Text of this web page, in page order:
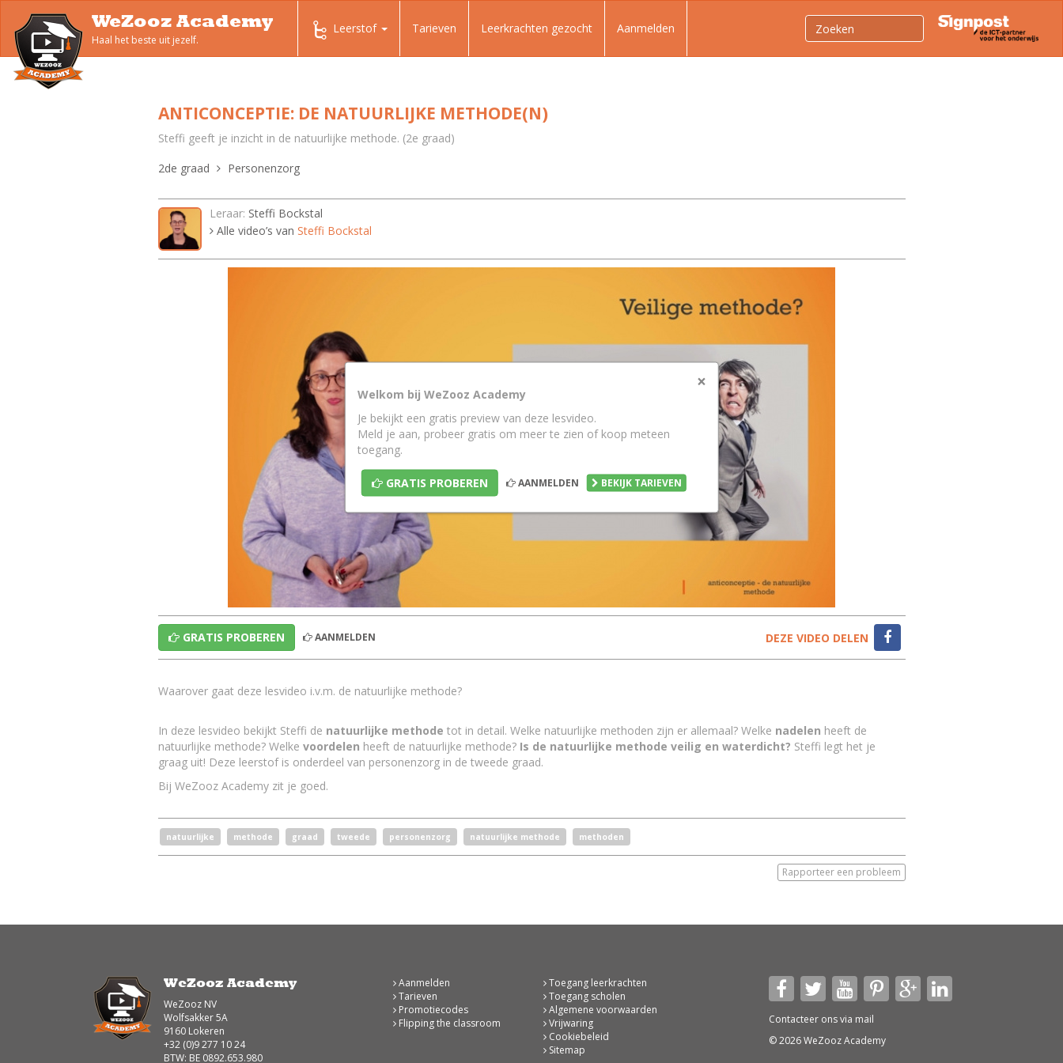
WeZooz Academy
Haal het beste uit jezelf.
Leerstof Tarieven Leerkrachten gezocht Aanmelden
ANTICONCEPTIE: DE NATUURLIJKE METHODE(N)
Steffi geeft je inzicht in de natuurlijke methode. (2e graad)
2de graad
Personenzorg
Leraar: Steffi Bockstal
Alle video’s van Steffi Bockstal
×
Welkom bij WeZooz Academy
Je bekijkt een gratis preview van deze lesvideo.
Meld je aan, probeer gratis om meer te zien of koop meteen
toegang.
GRATIS PROBEREN AANMELDEN BEKIJK TARIEVEN
GRATIS PROBEREN AANMELDEN DEZE VIDEO DELEN
Waarover gaat deze lesvideo i.v.m. de natuurlijke methode?
In deze lesvideo bekijkt Steffi de natuurlijke methode tot in detail. Welke natuurlijke methoden zijn er allemaal? Welke nadelen heeft de
natuurlijke methode? Welke voordelen heeft de natuurlijke methode? Is de natuurlijke methode veilig en waterdicht? Steffi legt het je
graag uit! Deze leerstof is onderdeel van personenzorg in de tweede graad.
Bij WeZooz Academy zit je goed.
natuurlijke methode graad tweede personenzorg natuurlijke methode methoden
Rapporteer een probleem
WeZooz Academy
WeZooz NV
Wolfsakker 5A
9160 Lokeren
+32 (0)9 277 10 24
BTW: BE 0892.653.980
Aanmelden
Tarieven
Promotiecodes
Flipping the classroom
Toegang leerkrachten
Toegang scholen
Algemene voorwaarden
Vrijwaring
Cookiebeleid
Sitemap
Contacteer ons via mail
© 2026 WeZooz Academy